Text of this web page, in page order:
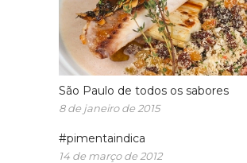
São Paulo de todos os sabores
8 de janeiro de 2015
#pimentaindica
14 de março de 2012